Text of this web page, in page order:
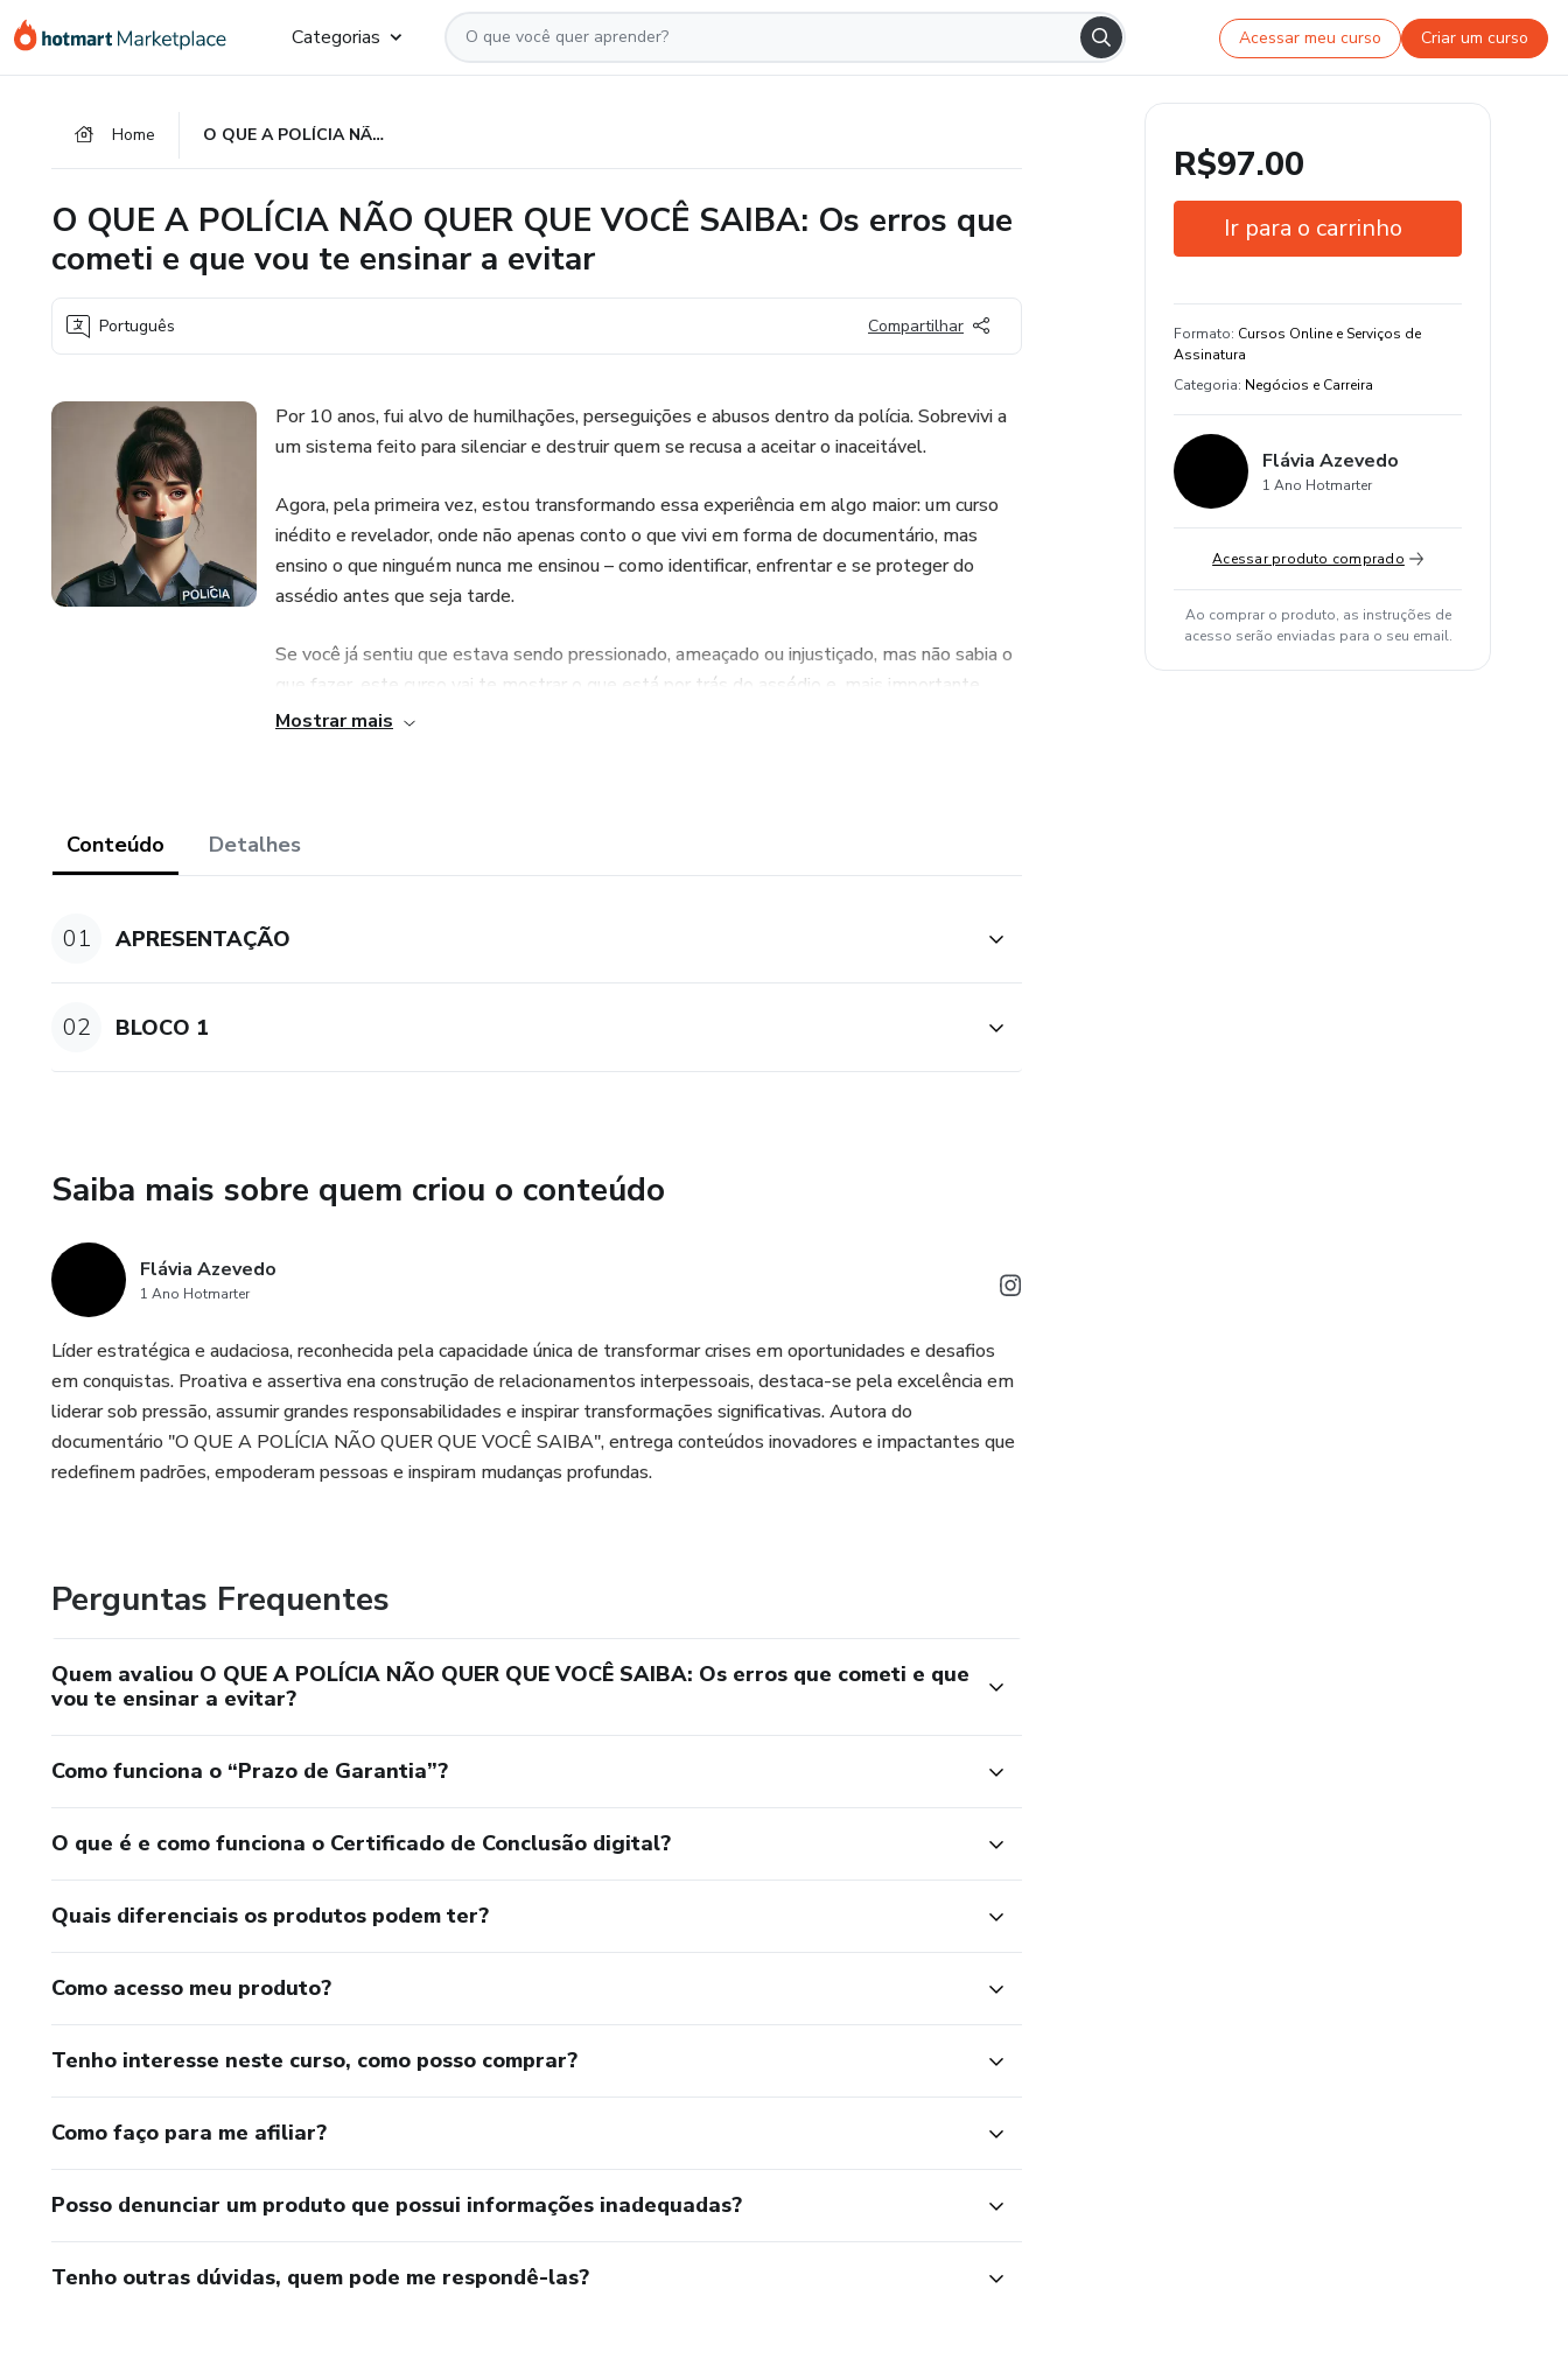
para
para
para
Categorias Acessar meu curso Criar um curso
Home O QUE A POLÍCIA NÃO QUER QUE VOCÊ SAIBA: Os erros que cometi e que vou te ensinar a evitar
O QUE A POLÍCIA NÃO QUER QUE VOCÊ SAIBA: Os erros que
cometi e que vou te ensinar a evitar
Português Compartilhar
Por 10 anos, fui alvo de humilhações, perseguições e abusos dentro da polícia. Sobrevivi a
um sistema feito para silenciar e destruir quem se recusa a aceitar o inaceitável.
Agora, pela primeira vez, estou transformando essa experiência em algo maior: um curso
inédito e revelador, onde não apenas conto o que vivi em forma de documentário, mas
ensino o que ninguém nunca me ensinou – como identificar, enfrentar e se proteger do
assédio antes que seja tarde.
Se você já sentiu que estava sendo pressionado, ameaçado ou injustiçado, mas não sabia o
que fazer, este curso vai te mostrar o que está por trás do assédio e, mais importante,
como não ser a próxima vítima.
- Como se proteger e agir sem se tornar um alvo ainda maior;
Este não é um curso comum. É um conteúdo que ninguém teve coragem de ensinar antes!
Mostrar mais
Conteúdo Detalhes
01 APRESENTAÇÃO
02 BLOCO 1
Saiba mais sobre quem criou o conteúdo
Flávia Azevedo
1 Ano Hotmarter
Líder estratégica e audaciosa, reconhecida pela capacidade única de transformar crises em oportunidades e desafios
em conquistas. Proativa e assertiva ena construção de relacionamentos interpessoais, destaca-se pela excelência em
liderar sob pressão, assumir grandes responsabilidades e inspirar transformações significativas. Autora do
documentário "O QUE A POLÍCIA NÃO QUER QUE VOCÊ SAIBA", entrega conteúdos inovadores e impactantes que
redefinem padrões, empoderam pessoas e inspiram mudanças profundas.
Perguntas Frequentes
Quem avaliou O QUE A POLÍCIA NÃO QUER QUE VOCÊ SAIBA: Os erros que cometi e que
vou te ensinar a evitar?
Como funciona o “Prazo de Garantia”?
O que é e como funciona o Certificado de Conclusão digital?
Quais diferenciais os produtos podem ter?
Como acesso meu produto?
Tenho interesse neste curso, como posso comprar?
Como faço para me afiliar?
Posso denunciar um produto que possui informações inadequadas?
Tenho outras dúvidas, quem pode me respondê-las?
R$97.00
Ir para o carrinho
Estude do seu jeito e em qualquer
dispositivo
5 aula e 1 hora de conteúdo original
Formato: Cursos Online e Serviços de
Assinatura
Categoria: Negócios e Carreira
Flávia Azevedo
1 Ano Hotmarter
Acessar produto comprado
Ao comprar o produto, as instruções de
acesso serão enviadas para o seu email.